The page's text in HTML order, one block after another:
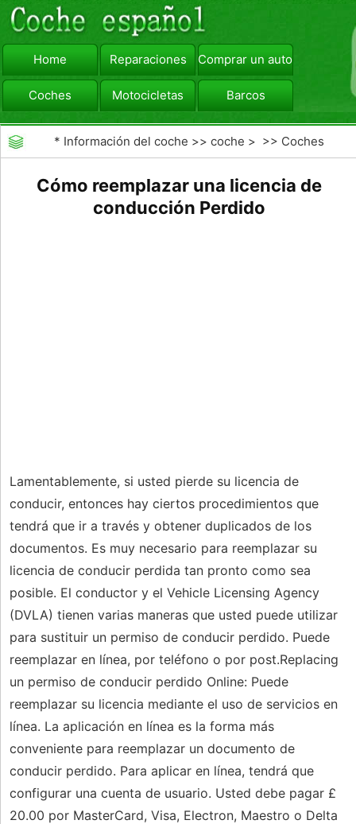
Home Reparaciones Comprar un automóvil
Coches Motocicletas Barcos
viajar Camiones
* Información del coche >>coche > >> Coches
Cómo reemplazar una licencia de
conducción Perdido
Lamentablemente, si usted pierde su licencia de
conducir, entonces hay ciertos procedimientos que
tendrá que ir a través y obtener duplicados de los
documentos. Es muy necesario para reemplazar su
licencia de conducir perdida tan pronto como sea
posible. El conductor y el Vehicle Licensing Agency
(DVLA) tienen varias maneras que usted puede utilizar
para sustituir un permiso de conducir perdido. Puede
reemplazar en línea, por teléfono o por post.Replacing
un permiso de conducir perdido Online: Puede
reemplazar su licencia mediante el uso de servicios en
línea. La aplicación en línea es la forma más
conveniente para reemplazar un documento de
conducir perdido. Para aplicar en línea, tendrá que
configurar una cuenta de usuario. Usted debe pagar £
20.00 por MasterCard, Visa, Electron, Maestro o Delta